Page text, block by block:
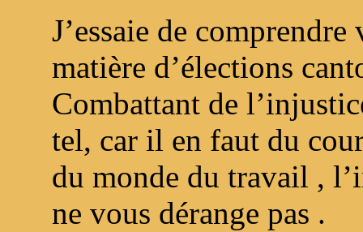
J’essaie de
matière d’élections
Combattant de
tel, car il en faut du
du monde du travail ,
ne vous dérange pas .